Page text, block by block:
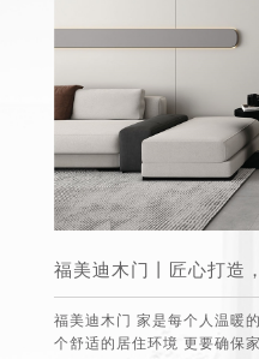
福美迪木门 家是每个人温暖
个舒适的居住环境 更要确保